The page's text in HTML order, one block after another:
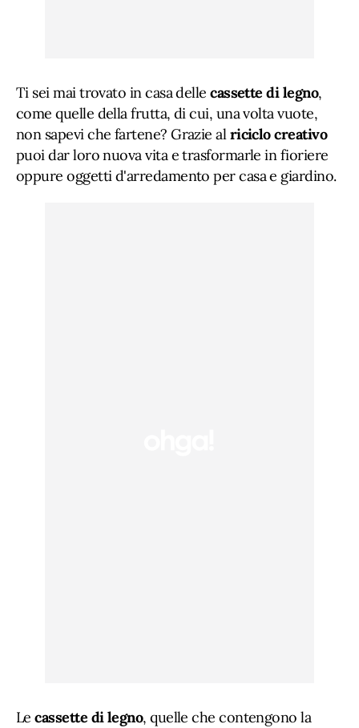
Ti sei mai trovato in casa dellecassette di legno,
come quelle della frutta, di cui, una volta vuote,
non sapevi che fartene? Grazie alriciclo creativo
puoi dar loro nuova vita e trasformarle in fioriere
oppure oggetti d'arredamento per casa e giardino.
Lecassette di legno, quelle che contengono la